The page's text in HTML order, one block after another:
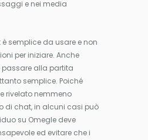
e nei media
semplice da usare e non
per iniziare. Anche
alla partita
semplice. Poiché
rivelato nemmeno
di chat, in alcuni casi può
su Omegle deve
ed evitare che i